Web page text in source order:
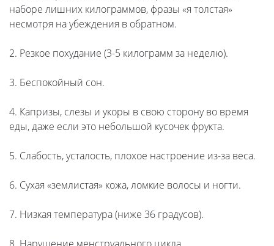
наборе лишних килограммов, фразы «я толстая»
несмотря на убеждения в обратном.
2. Резкое похудание (3-5 килограмм за неделю).
3. Беспокойный сон.
4. Капризы, слезы и укоры в свою сторону во время
еды, даже если это небольшой кусочек фрукта.
5. Слабость, усталость, плохое настроение из-за веса.
6. Сухая «землистая» кожа, ломкие волосы и ногти.
7. Низкая температура (ниже 36 градусов).